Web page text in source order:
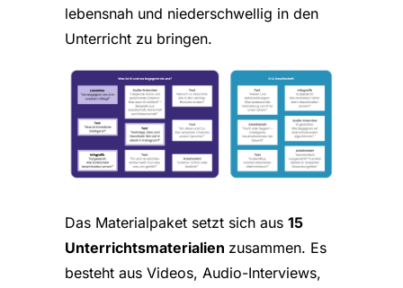
lebensnah und niederschwellig in den
Unterricht zu bringen.
Das Materialpaket setzt sich aus 15
Unterrichtsmaterialien zusammen. Es
besteht aus Videos, Audio-Interviews,